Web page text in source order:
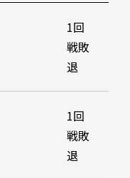
1回
戦敗
退
1回
戦敗
退